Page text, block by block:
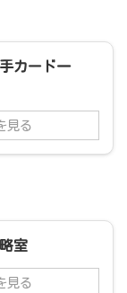
カード一
見る
室
見る